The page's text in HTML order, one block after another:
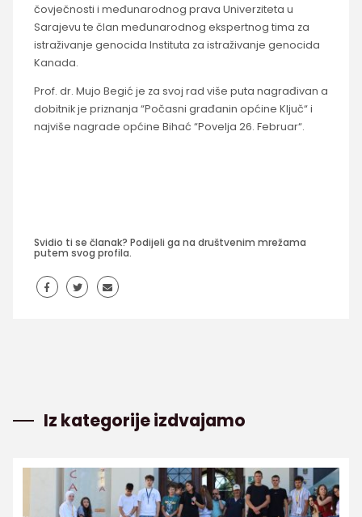
čovječnosti i međunarodnog prava Univerziteta u
Sarajevu te član međunarodnog ekspertnog tima za
istraživanje genocida Instituta za istraživanje genocida
Kanada.
Prof. dr. Mujo Begić je za svoj rad više puta nagrađivan a
dobitnik je priznanja “Počasni građanin općine Ključ“ i
najviše nagrade općine Bihać “Povelja 26. Februar“.
Svidio ti se članak? Podijeli ga na društvenim mrežama
putem svog profila.
Iz kategorije izdvajamo